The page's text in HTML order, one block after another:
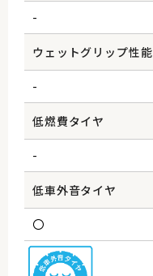
-
ウェットグリップ性能
-
低燃費タイヤ
-
低車外音タイヤ
〇